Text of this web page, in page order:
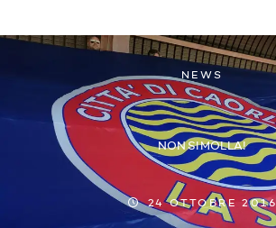
NEWS
NON SI MOLLA!
24 OTTOBRE 2016